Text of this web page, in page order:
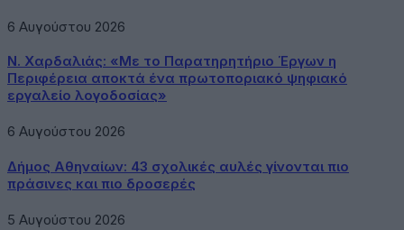
6 Αυγούστου 2026
Ν. Χαρδαλιάς: «Με το Παρατηρητήριο Έργων η
Περιφέρεια αποκτά ένα πρωτοποριακό ψηφιακό
εργαλείο λογοδοσίας»
6 Αυγούστου 2026
Δήμος Αθηναίων: 43 σχολικές αυλές γίνονται πιο
πράσινες και πιο δροσερές
5 Αυγούστου 2026